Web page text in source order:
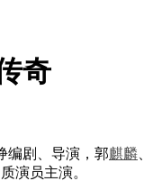
奇
编剧、导演，郭麒麟
演员主演。